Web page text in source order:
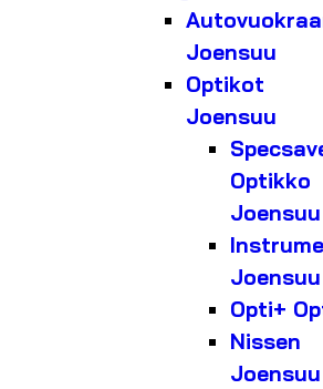
Joensuu
Optikot
Joensuu
Optikko
Joensuu
Joensuu
Opti+
Nissen
Joensuu